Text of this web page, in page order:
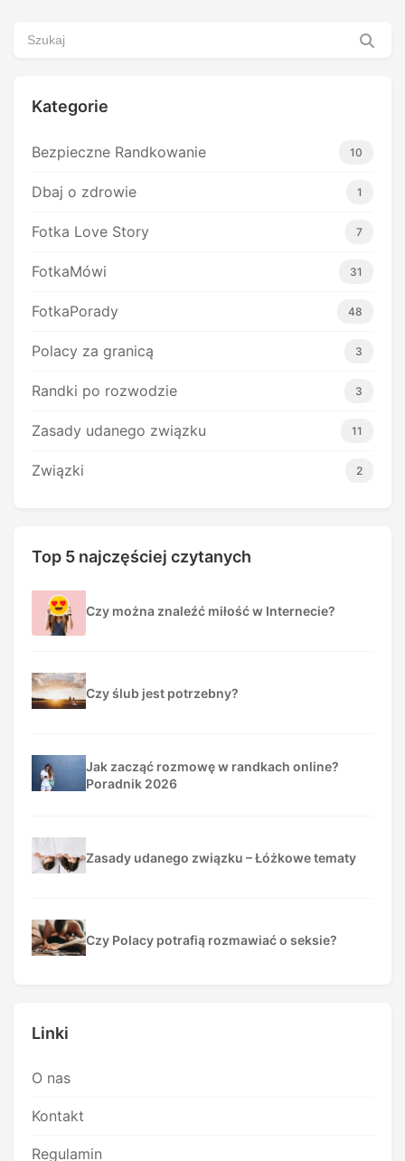
Kategorie
Bezpieczne Randkowanie 10
Dbaj o zdrowie 1
Fotka Love Story 7
FotkaMówi 31
FotkaPorady 48
Polacy za granicą 3
Randki po rozwodzie 3
Zasady udanego związku 11
Związki 2
Top 5 najczęściej czytanych
Czy można znaleźć miłość w Internecie?
Czy ślub jest potrzebny?
Jak zacząć rozmowę w randkach online?
Poradnik 2026
Zasady udanego związku – Łóżkowe tematy
Czy Polacy potrafią rozmawiać o seksie?
Linki
O nas
Kontakt
Regulamin